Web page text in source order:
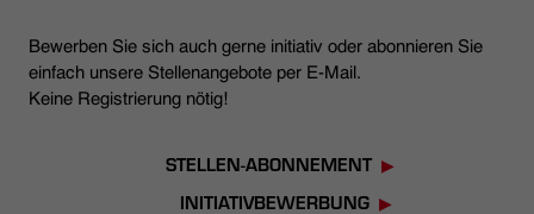
Bewerben Sie sich auch gerne initiativ oder abonnieren Sie
einfach unsere Stellenangebote per E-Mail.
Keine Registrierung nötig!
STELLEN-ABONNEMENT
INITIATIVBEWERBUNG